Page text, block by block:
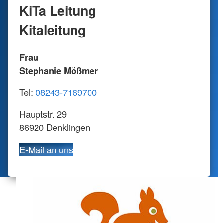
KiTa Leitung
Kitaleitung
Frau
Stephanie Mößmer
Tel: 08243-7169700
Hauptstr. 29
86920 Denklingen
E-Mail an uns